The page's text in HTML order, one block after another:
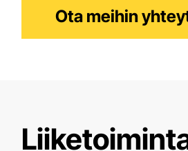
Ota meihin